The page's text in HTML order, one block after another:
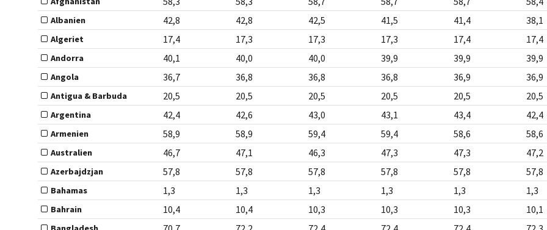
Albanien 42,8 42,8 42,5 41,5 41,4 38,1
Algeriet 17,4 17,3 17,3 17,3 17,4 17,4
Andorra 40,1 40,0 40,0 39,9 39,9 39,9
Angola 36,7 36,8 36,8 36,8 36,9 36,9
Antigua & Barbuda 20,5 20,5 20,5 20,5 20,5 20,5
Argentina 42,4 42,6 43,0 43,1 43,4 42,4
Armenien 58,9 58,9 59,4 59,4 58,6 58,6
Australien 46,7 47,1 46,3 47,3 47,3 47,2
Azerbajdzjan 57,8 57,8 57,8 57,8 57,8 57,8
Bahamas 1,3 1,3 1,3 1,3 1,3 1,3
Bahrain 10,4 10,4 10,3 10,3 10,3 10,1